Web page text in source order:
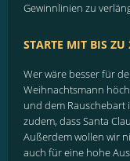
Gewinnlinien zu
STARTE MIT BIS ZU
Wer wäre besser für
Weihnachtsmann
und dem Rauschebart
zudem, dass Santa
Außerdem wollen wir
auch für eine hohe